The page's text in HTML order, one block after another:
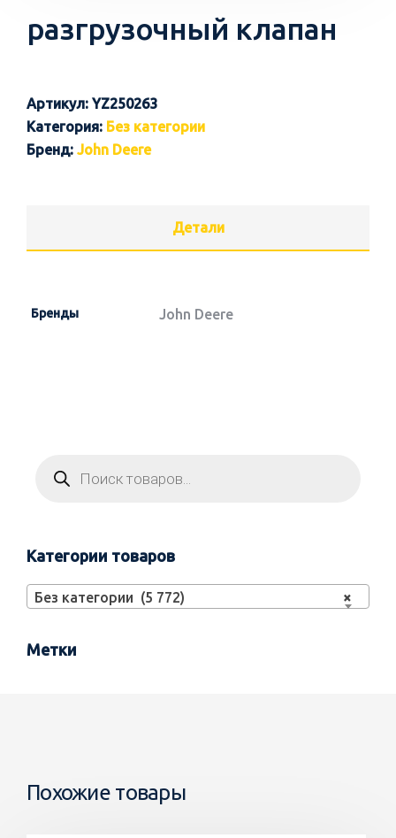
разгрузочный клапан
Артикул: YZ250263
Категория: Без категории
Бренд: John Deere
Детали
Бренды John Deere
Категории товаров
×
Без категории (5 772)
Метки
Похожие товары